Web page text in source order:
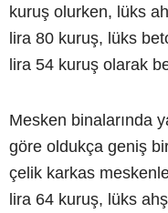
kuruş olurken, lüks
lira 80 kuruş, lüks
lira 54 kuruş olarak
Mesken binalarında
göre oldukça geniş
çelik karkas
lira 64 kuruş, lüks